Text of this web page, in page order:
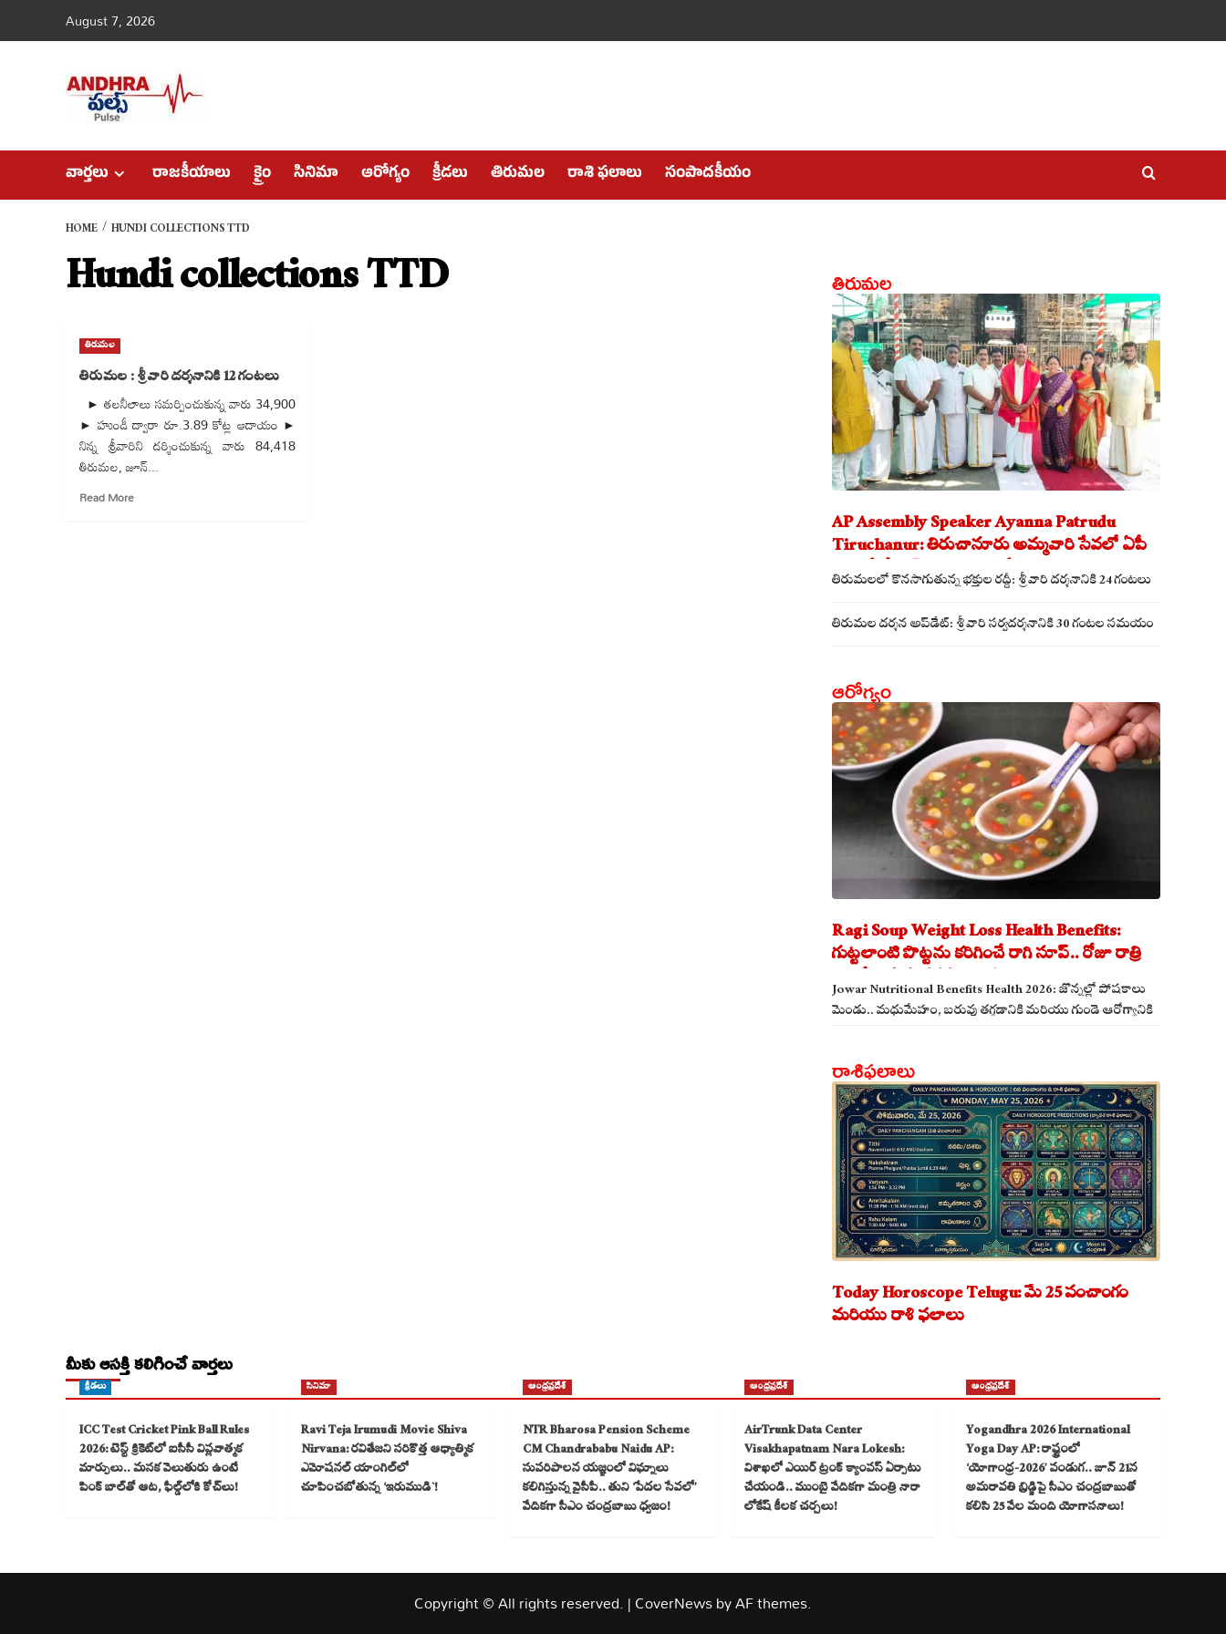
to
August 7, 2026
వార్తలు రాజకీయాలు క్రైం సినిమా ఆరోగ్యం క్రీడలు తిరుమల రాశి ఫలాలు సంపాదకీయం
HOME HUNDI COLLECTIONS TTD
Hundi collections TTD
తిరుమల
తిరుమల : శ్రీవారి దర్శనానికి 12 గంటలు
► తలనీలాలు సమర్పించుకున్న వారు 34,900
► హుండీ ద్వారా రూ.3.89 కోట్ల ఆదాయం ►
నిన్న శ్రీవారిని దర్శించుకున్న వారు 84,418
తిరుమల, జూన్...
Read MoreRead
తిరుమల
AP Assembly Speaker Ayanna Patrudu
Tiruchanur: తిరుచానూరు అమ్మవారి సేవలో ఏపీ
అసెంబ్లీ స్పీకర్.. కుటుంబ సమేతంగా దర్శించుకున్న
అయ్యన్నపాత్రుడు!
తిరుమలలో కొనసాగుతున్న భక్తుల రద్దీ: శ్రీవారి దర్శనానికి 24 గంటలు
తిరుమల దర్శన అప్‌డేట్: శ్రీవారి సర్వదర్శనానికి 30 గంటల సమయం
ఆరోగ్యం
Ragi Soup Weight Loss Health Benefits:
గుట్టలాంటి పొట్టను కరిగించే రాగి సూప్.. రోజూ రాత్రి
తాగితే బరువు తగ్గడం ఖాయం!
Jowar Nutritional Benefits Health 2026: జొన్నల్లో పోషకాలు
మెండు.. మధుమేహం, బరువు తగ్గడానికి మరియు గుండె ఆరోగ్యానికి
రాశిఫలాలు
Today Horoscope Telugu: మే 25 పంచాంగం
మరియు రాశి ఫలాలు
మీకు ఆసక్తి కలిగించే వార్తలు
క్రీడలు
ICC Test Cricket Pink Ball Rules
2026: టెస్ట్ క్రికెట్‌లో ఐసీసీ విప్లవాత్మక
మార్పులు.. మసక వెలుతురు ఉంటే
పింక్ బాల్‌తో ఆట, ఫీల్డ్‌లోకి కోచ్‌లు!
సినిమా
Ravi Teja Irumudi Movie Shiva
Nirvana: రవితేజని సరికొత్త ఆధ్యాత్మిక
ఎమోషనల్ యాంగిల్‌లో
చూపించబోతున్న ‘ఇరుముడి`!
ఆంధ్రప్రదేశ్
NTR Bharosa Pension Scheme
CM Chandrababu Naidu AP:
సుపరిపాలన యజ్ఞంలో విఘ్నాలు
కలిగిస్తున్న వైసీపీ.. తుని ‘పేదల సేవలో’
వేదికగా సీఎం చంద్రబాబు ధ్వజం!
ఆంధ్రప్రదేశ్
AirTrunk Data Center
Visakhapatnam Nara Lokesh:
విశాఖలో ఎయిర్ ట్రంక్ క్యాంపస్ ఏర్పాటు
చేయండి.. ముంబై వేదికగా మంత్రి నారా
లోకేష్ కీలక చర్చలు!
ఆంధ్రప్రదేశ్
Yogandhra 2026 International
Yoga Day AP: రాష్ట్రంలో
‘యోగాంధ్ర-2026’ పండుగ.. జూన్ 21న
అమరావతి బ్రిడ్జిపై సీఎం చంద్రబాబుతో
కలిసి 25 వేల మంది యోగాసనాలు!
Copyright © All rights reserved. |CoverNewsby AF themes.